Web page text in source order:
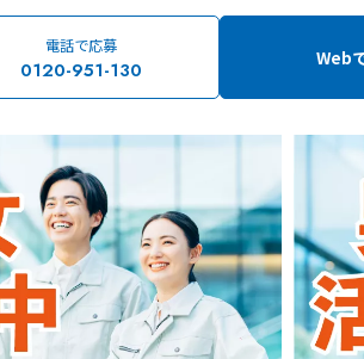
電話で応募
0120-951-130 Web